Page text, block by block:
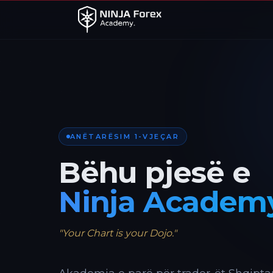
ANËTARËSIM 1-VJEÇAR
Bëhu pjesë e
Ninja
"Your Chart is your Dojo."